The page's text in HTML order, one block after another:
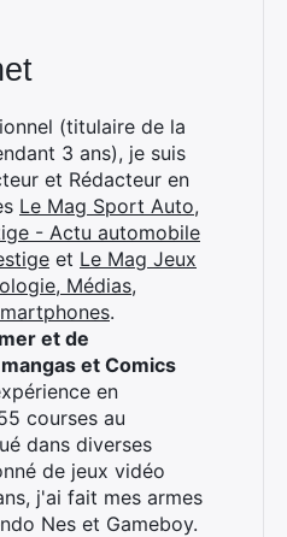
(titulaire de la
3 ans), je suis
et Rédacteur en
Le Mag Sport Auto,
- Actu automobile
et Le Mag Jeux
Médias,
.
et de
et Comics
en
courses au
dans diverses
de jeux vidéo
j'ai fait mes armes
Nes et Gameboy.